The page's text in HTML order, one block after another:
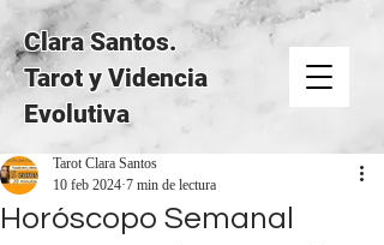
Clara Santos.
Tarot y Videncia
Evolutiva
Horóscopo Semanal
Tarot Clara Santos
10 feb 20247 min de lectura